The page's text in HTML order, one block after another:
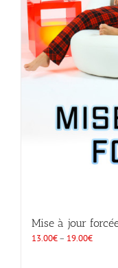
Mise à jour
13.00€– 19.00€